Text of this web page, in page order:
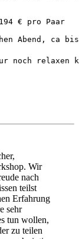
€ pro Paar
Abend, ca
noch relaxen
Wir
nach
teilst
Erfahrung
sehr
tun wollen,
zu teilen